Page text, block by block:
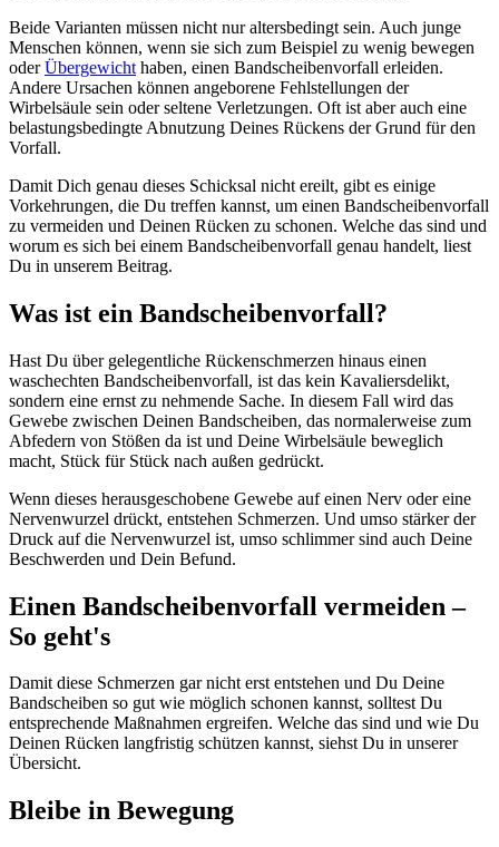
Beide Varianten müssen nicht nur altersbedingt sein. Auch junge
Menschen können, wenn sie sich zum Beispiel zu wenig bewegen
oderÜbergewicht haben, einen Bandscheibenvorfall erleiden.
Andere Ursachen können angeborene Fehlstellungen der
Wirbelsäule sein oder seltene Verletzungen. Oft ist aber auch eine
belastungsbedingte Abnutzung Deines Rückens der Grund für den
Vorfall.
Damit Dich genau dieses Schicksal nicht ereilt, gibt es einige
Vorkehrungen, die Du treffen kannst, um einen Bandscheibenvorfall
zu vermeiden und Deinen Rücken zu schonen. Welche das sind und
worum es sich bei einem Bandscheibenvorfall genau handelt, liest
Du in unserem Beitrag.
Was ist ein Bandscheibenvorfall?
Hast Du über gelegentliche Rückenschmerzen hinaus einen
waschechten Bandscheibenvorfall, ist das kein Kavaliersdelikt,
sondern eine ernst zu nehmende Sache. In diesem Fall wird das
Gewebe zwischen Deinen Bandscheiben, das normalerweise zum
Abfedern von Stößen da ist und Deine Wirbelsäule beweglich
macht, Stück für Stück nach außen gedrückt.
Wenn dieses herausgeschobene Gewebe auf einen Nerv oder eine
Nervenwurzel drückt, entstehen Schmerzen. Und umso stärker der
Druck auf die Nervenwurzel ist, umso schlimmer sind auch Deine
Beschwerden und Dein Befund.
Einen Bandscheibenvorfall vermeiden –
So geht's
Damit diese Schmerzen gar nicht erst entstehen und Du Deine
Bandscheiben so gut wie möglich schonen kannst, solltest Du
entsprechende Maßnahmen ergreifen. Welche das sind und wie Du
Deinen Rücken langfristig schützen kannst, siehst Du in unserer
Übersicht.
Bleibe in Bewegung